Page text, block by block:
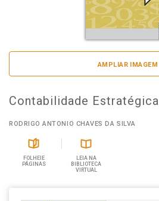
AMPLIAR IMAGEM
Contabilidade Estratégica
RODRIGO ANTONIO CHAVES DA SILVA
FOLHEIE
PÁGINAS
LEIA NA
BIBLIOTECA
VIRTUAL